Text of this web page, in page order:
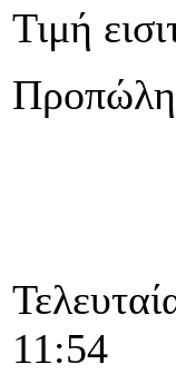
Τιμή
11:54